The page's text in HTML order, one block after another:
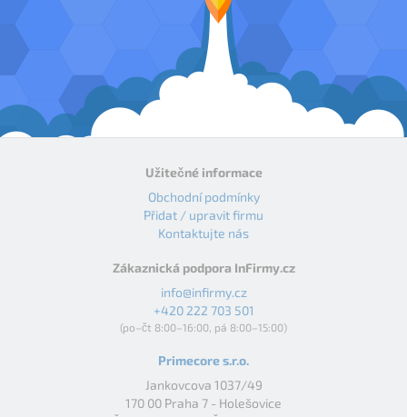
Užitečné informace
Obchodní podmínky
Přidat / upravit firmu
Kontaktujte nás
Zákaznická podpora InFirmy.cz
info@infirmy.cz
+420 222 703 501
(po–čt 8:00–16:00, pá 8:00–15:00)
Primecore s.r.o.
Jankovcova 1037/49
170 00 Praha 7 - Holešovice